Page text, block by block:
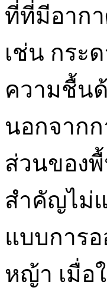
ที่ที่มีอาก
เช่น กระ
ความชื้นด้
นอกจาก
ส่วนของพื้
สำคัญไม่
แบบการ
หญ้า เมื่อ